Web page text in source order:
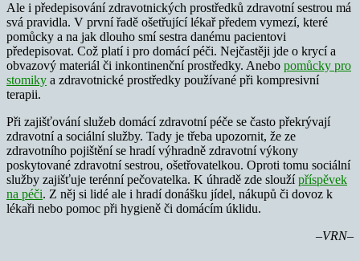
Ale i předepisování zdravotnických prostředků zdravotní sestrou má
svá pravidla. V první řadě ošetřující lékař předem vymezí, které
pomůcky a na jak dlouho smí sestra danému pacientovi
předepisovat. Což platí i pro domácí péči. Nejčastěji jde o krycí a
obvazový materiál či inkontinenční prostředky. Anebo pomůcky pro
stomiky a zdravotnické prostředky používané při kompresivní
terapii.
Při zajišťování služeb domácí zdravotní péče se často překrývají
zdravotní a sociální služby. Tady je třeba upozornit, že ze
zdravotního pojištění se hradí výhradně zdravotní výkony
poskytované zdravotní sestrou, ošetřovatelkou. Oproti tomu sociální
služby zajišťuje terénní pečovatelka. K úhradě zde sloužípříspěvek
na péči. Z něj si lidé ale i hradí donášku jídel, nákupů či dovoz k
lékaři nebo pomoc při hygieně či domácím úklidu.
–VRN–